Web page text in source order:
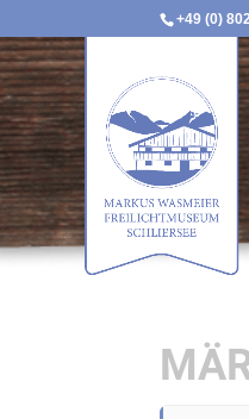
+49 (0)